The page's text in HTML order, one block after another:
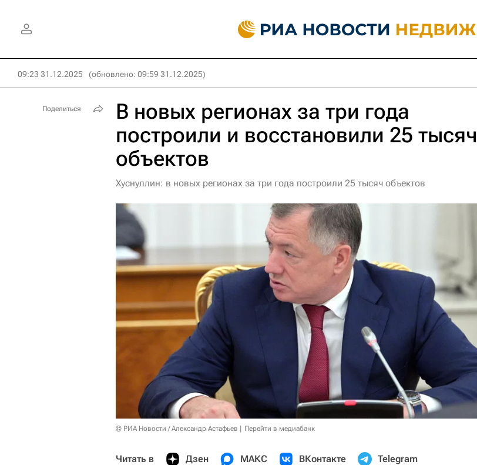
09:23 31.12.2025 (обновлено: 09:59 31.12.2025)
В новых регионах за три года
построили и восстановили 25 тысяч
объектов
Хуснуллин: в новых регионах за три года построили 25 тысяч объектов
© РИА Новости / Александр Астафьев Перейти в медиабанк
Читать в Дзен МАКС ВКонтакте Telegram
Поделиться